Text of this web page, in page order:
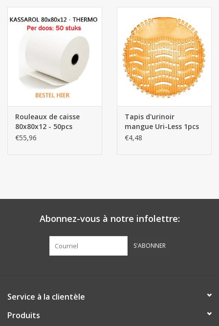
Rouleaux de caisse
80x80x12 - 50pcs
€55,96
Tapis d'urinoir
mangue Uri-Less 1pcs
€4,48
Abonnez-vous à notre infolettre:
S'ABONNER
Service à la clientèle
Produits